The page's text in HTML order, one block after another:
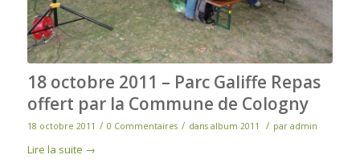
18 octobre 2011 – Parc Galiffe Repas
offert par la Commune de Cologny
18 octobre 2011 / 0 Commentaires / dans album 2011 / par admin
Lire la suite →